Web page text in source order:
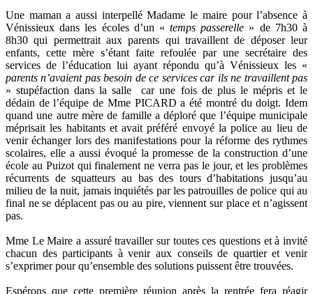
Une maman a aussi interpellé Madame le maire pour l’absence à
Vénissieux dans les écoles d’un « temps passerelle » de 7h30 à
8h30 qui permettrait aux parents qui travaillent de déposer leur
enfants, cette mère s’étant faite refoulée par une secrétaire des
services de l’éducation lui ayant répondu qu’à Vénissieux les «
parents n’avaient pas besoin de ce services car ils ne travaillent pas
» stupéfaction dans la salle car une fois de plus le mépris et le
dédain de l’équipe de Mme PICARD a été montré du doigt. Idem
quand une autre mère de famille a déploré que l’équipe municipale
méprisait les habitants et avait préféré envoyé la police au lieu de
venir échanger lors des manifestations pour la réforme des rythmes
scolaires, elle a aussi évoqué la promesse de la construction d’une
école au Puizot qui finalement ne verra pas le jour, et les problèmes
récurrents de squatteurs au bas des tours d’habitations jusqu’au
milieu de la nuit, jamais inquiétés par les patrouilles de police qui au
final ne se déplacent pas ou au pire, viennent sur place et n’agissent
pas.
Mme Le Maire a assuré travailler sur toutes ces questions et à invité
chacun des participants à venir aux conseils de quartier et venir
s’exprimer pour qu’ensemble des solutions puissent être trouvées.
Espérons que cette première réunion après la rentrée fera réagir